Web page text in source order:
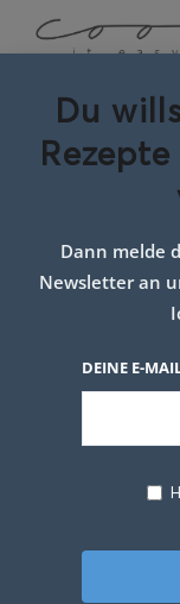
Du
Dann melde
Newsletter an
DEINE E-